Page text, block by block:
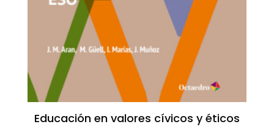
Educación en valores cívicos y éticos